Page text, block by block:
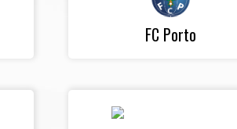
FC Porto